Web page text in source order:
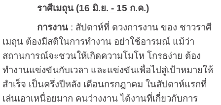
ราศีเมถุน (16 มิ.ย. - 15 ก.ค.)
การงาน: สัปดาห์ที่ ดวงการงาน ของ ชาวราศี
เมถุน ต้องมีสติในการทำงาน อย่าใช้อารมณ์ แม้ว่า
สถานการณ์จะชวนให้เกิดความโมโห โกรธง่าย ต้อง
ทำงานแข่งขันกับเวลา และแข่งขันเพื่อไปสู่เป้าหมายให้
สำเร็จ เป็นครึ่งปีหลัง เดือนกรกฎาคม ในสัปดาห์แรกที่
เล่นเอาเหนื่อยมาก คนว่างงาน ได้งานที่เกี่ยวกับการ